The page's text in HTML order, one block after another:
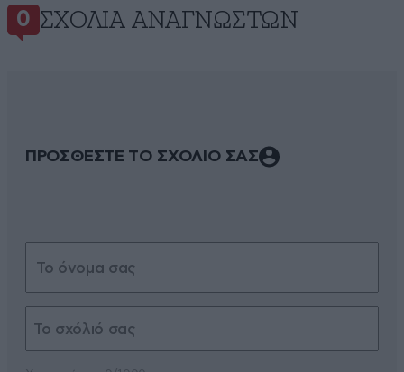
0 ΣΧΌΛΙΑ ΑΝΑΓΝΩΣΤΏΝ
ΠΡΟΣΘΕΣΤΕ ΤΟ ΣΧΟΛΙΟ ΣΑΣ